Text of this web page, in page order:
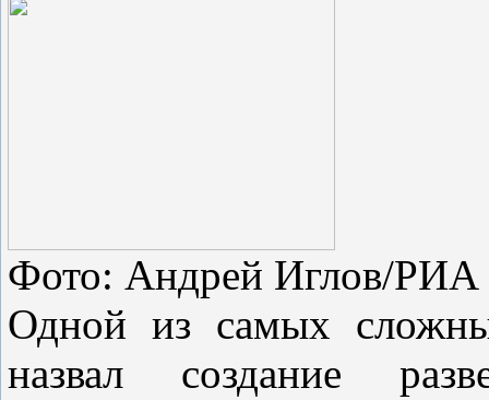
Фото: Андрей Иглов/РИА
Одной из самых
назвал создание